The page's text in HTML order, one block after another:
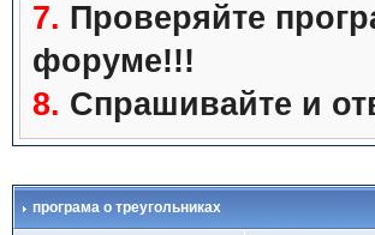
7. Проверяйте
форуме!!!
8. Спрашивайте и
програма о треугольниках